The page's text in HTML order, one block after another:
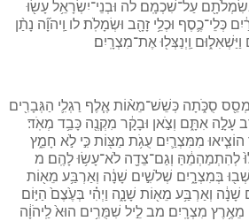
עַל־שִׁכְמָֽם׃ לה וּבְנֵי־יִשְׂרָאֵ֥ל עָשׂ֖וּ
וּכְלֵ֥י זָהָ֖ב וּשְׂמָלֹֽת׃ לו וַֽיהֹוָ֞ה נָתַ֨ן
וַֽיְנַצְּל֖וּ אֶת־מִצְרָֽיִם׃
סֻכֹּ֑תָה כְּשֵׁשׁ־מֵא֨וֹת אֶ֧לֶף רַגְלִ֛י הַגְּבָרִ֖ים
עָלָ֣ה אִתָּ֑ם וְצֹ֣אן וּבָקָ֔ר מִקְנֶ֖ה כָּבֵ֥ד מְאֹֽד׃
מִמִּצְרַ֛יִם עֻגֹ֥ת מַצּ֖וֹת כִּ֣י לֹ֣א חָמֵ֑ץ
לְהִתְמַהְמֵ֔הַּ וְגַם־צֵדָ֖ה לֹא־עָשׂ֥וּ לָהֶֽם׃ מ
בְּמִצְרָ֑יִם שְׁלֹשִׁ֣ים שָׁנָ֔ה וְאַרְבַּ֥ע מֵא֖וֹת
שָׁנָ֔ה וְאַרְבַּ֥ע מֵא֖וֹת שָׁנָ֑ה וַיְהִ֗י בְּעֶ֙צֶם֙ הַיּ֣וֹם
מֵאֶ֥רֶץ מִצְרָֽיִם׃ מב לֵ֣יל שִׁמֻּרִ֥ים הוּא֙ לַֽיהֹוָ֔ה